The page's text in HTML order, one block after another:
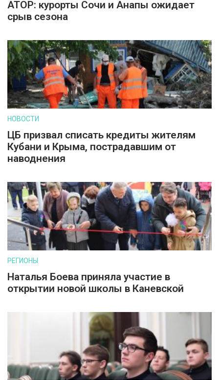
АТОР: курорты Сочи и Анапы ожидает
срыв сезона
НОВОСТИ
ЦБ призвал списать кредиты жителям
Кубани и Крыма, пострадавшим от
наводнения
РЕГИОНЫ
Наталья Боева приняла участие в
открытии новой школы в Каневской